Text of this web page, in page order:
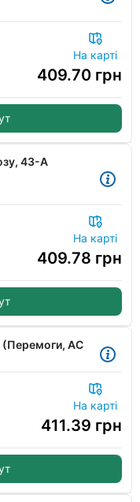
На карті
409.70 грн
43-А
На карті
409.78 грн
(Перемоги, АС
На карті
411.39 грн